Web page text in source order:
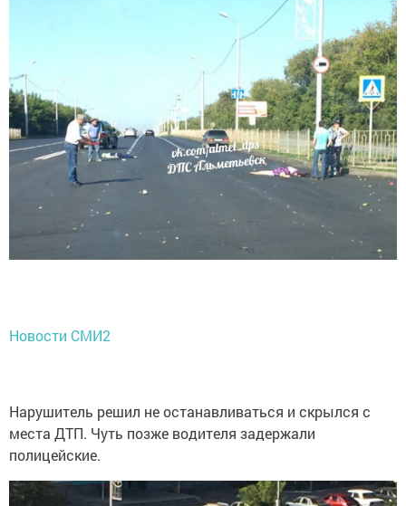
Новости СМИ2
Нарушитель решил не останавливаться и скрылся с
места ДТП. Чуть позже водителя задержали
полицейские.